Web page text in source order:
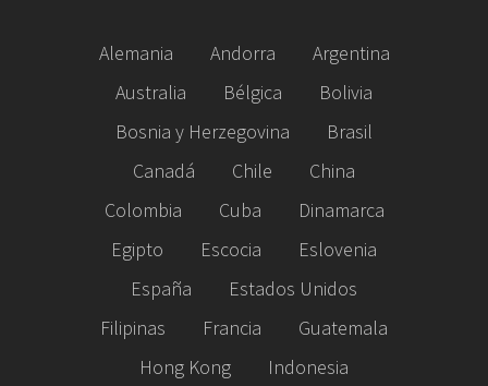
Alemania Andorra
Argentina
Australia
Bélgica
Bolivia
Bosnia y Herzegovina
Brasil
Canadá
Chile
China
Colombia
Cuba
Dinamarca
Egipto
Escocia
Eslovenia
España
Estados Unidos
Filipinas
Francia
Guatemala
Hong Kong
Indonesia